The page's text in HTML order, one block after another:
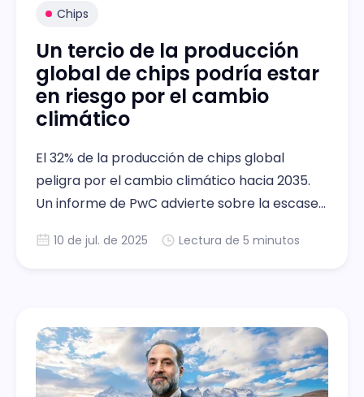
Chips
Un tercio de la producción
global de chips podría estar
en riesgo por el cambio
climático
El 32% de la producción de chips global
peligra por el cambio climático hacia 2035.
Un informe de PwC advierte sobre la escasez
10 de jul. de 2025 Lectura de 5 minutos